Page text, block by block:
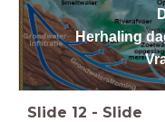
Herhaling
Slide 12 - Slide